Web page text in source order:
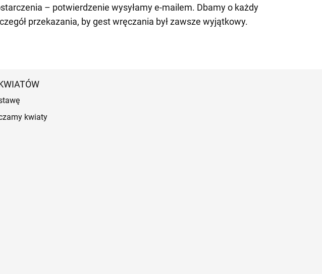
– potwierdzenie wysyłamy e-mailem. Dbamy o każdy
przekazania, by gest wręczania był zawsze wyjątkowy.
kwiaty